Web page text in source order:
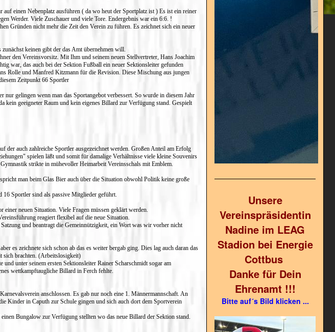
Unsere
Vereinspräsidentin
Nadine im LEAG
Stadion bei Energie
Cottbus
Danke für Dein
Ehrenamt !!!
Bitte auf´s Bild klicken ...
einen Nebenplatz ausführen ( da wo heut der Sportplatz ist ) Es ist ein reiner
Werder. Viele Zuschauer und viele Tore. Endergebnis war ein 6:6. !
Gründen nicht mehr die Zeit den Verein zu führen. Es zeichnet sich ein neuer
keinen gibt der das Amt übernehmen will.
den Vereinsvorsitz. Mit Ihm und seinem neuen Stellvertreter, Hans Joachim
war, das auch bei der Sektion Fußball ein neuer Sektionsleiter gefunden
Rolle und Manfred Kitzmann für die Revision. Diese Mischung aus jungen
Zeitpunkt 66 Sportler
gelingen wenn man das Sportangebot verbessert. So wurde in diesem Jahr
geeigneter Raum und kein eigenes Billard zur Verfügung stand. Gespielt
auch zahlreiche Sportler ausgezeichnet werden. Großen Anteil am Erfolg
spielen läßt und somit für damalige Verhältnisse viele kleine Souvenirs
strikte in mühevoller Heimarbeit Vereinsschals mit Emblem.
man beim Glas Bier auch über die Situation obwohl Politik keine große
16 Sportler sind als passive Mitglieder geführt.
neuen Situation. Viele Fragen müssen geklärt werden.
reagiert flexibel auf die neue Situation.
und beantragt die Gemeinnützigkeit, ein Wort was wir vorher nicht
es zeichnete sich schon ab das es weiter bergab ging. Dies lag auch daran das
sich brachten. (Arbeitslosigkeit)
unter seinem ersten Sektionsleiter Rainer Scharschmidt sogar am
wettkampftaugliche Billard in Ferch fehlte.
anschlossen. Es gab nur noch eine 1. Männermannschaft. An
Kinder in Caputh zur Schule gingen und sich auch dort dem Sportverein
Bungalow zur Verfügung stellten wo das neue Billard der Sektion stand.